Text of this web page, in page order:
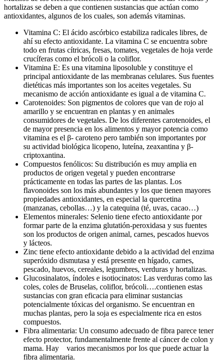
hortalizas se deben a que contienen sustancias que actúan como
antioxidantes, algunos de los cuales, son además vitaminas.
Vitamina C: El ácido ascórbico estabiliza radicales libres, de
ahí su efecto antioxidante. La vitamina C se encuentra sobre
todo en frutas cítricas, fresas, tomates, vegetales de hoja verde
crucíferas como el brócoli o la coliflor.
Vitamina E: Es una vitamina liposoluble y constituye el
principal antioxidante de las membranas celulares. Sus fuentes
dietéticas más importantes son los aceites vegetales. Su
mecanismo de acción antioxidante es igual a de vitamina C.
Carotenoides: Son pigmentos de colores que van de rojo al
amarillo y se encuentran en plantas y en animales
consumidores de vegetales. De los diferentes carotenoides, el
de mayor presencia en los alimentos y mayor potencia como
vitamina es el β- caroteno pero también son importantes por
su actividad biológica licopeno, luteína, zeaxantina y β-
criptoxantina.
Compuestos fenólicos: Su distribución es muy amplia en
productos de origen vegetal y pueden encontrarse
prácticamente en todas las partes de las plantas. Los
flavonoides son los más abundantes y los que tienen mayores
propiedades antioxidantes, en especial la quercetina
(manzanas, cebollas…) y la catequina (té, uvas, cacao…)
Elementos minerales: Selenio tiene efecto antioxidante por
formar parte de la enzima glutatión-peroxidasa y sus fuentes
son los productos de origen animal, carnes, pescados huevos
y lácteos.
Zinc tiene efecto antioxidante debido a la actividad del enzima
superóxido dismutasa y está presente en hígado, carnes,
pescado, huevos, cereales, legumbres, verduras y hortalizas.
Glucosinalatos, índoles e isotiocinatos: Las verduras como las
coles, coles de Bruselas, coliflor, brócoli….contienen estas
sustancias con gran eficacia para eliminar sustancias
potencialmente tóxicas del organismo. Se encuentran en
muchas plantas, pero la soja es especialmente rica en estos
compuestos.
Fibra alimentaria: Un consumo adecuado de fibra parece tener
efecto protector, fundamentalmente frente al cáncer de colon y
mama. Hay varios mecanismos por los que puede actuar la
fibra alimentaria.